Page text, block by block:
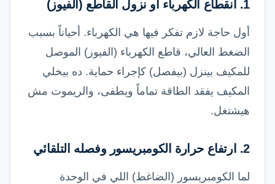
1. انقطاع الكهرباء أو نزول القاطع (الفيوز)
أول حاجة لازم تفكر فيها هي الكهرباء. أحياناً بسبب
الضغط العالي، قاطع الكهرباء (الفيوز) الموصل
للمكيف بينزل (بيفصل) كإجراء حماية. ده بيخلي
المكيف يفقد الطاقة تماماً ويطفى، والريموت مش
هيشتغل.
2. ارتفاع حرارة الكومبريسور وفصله التلقائي
لما الكومبريسور (الضاغط) اللي في الوحدة